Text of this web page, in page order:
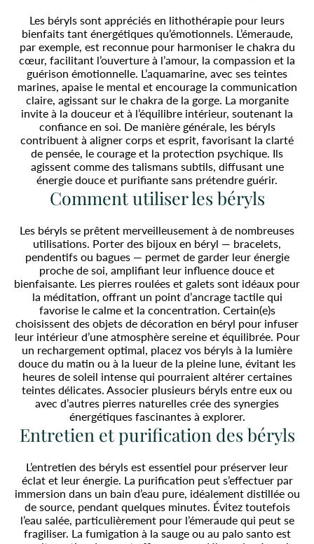
Les béryls sont appréciés en lithothérapie pour leurs
bienfaits tant énergétiques qu’émotionnels. L’émeraude,
par exemple, est reconnue pour harmoniser le chakra du
cœur, facilitant l’ouverture à l’amour, la compassion et la
guérison émotionnelle. L’aquamarine, avec ses teintes
marines, apaise le mental et encourage la communication
claire, agissant sur le chakra de la gorge. La morganite
invite à la douceur et à l’équilibre intérieur, soutenant la
confiance en soi. De manière générale, les béryls
contribuent à aligner corps et esprit, favorisant la clarté
de pensée, le courage et la protection psychique. Ils
agissent comme des talismans subtils, diffusant une
énergie douce et purifiante sans prétendre guérir.
Comment utiliser les béryls
Les béryls se prêtent merveilleusement à de nombreuses
utilisations. Porter des bijoux en béryl — bracelets,
pendentifs ou bagues — permet de garder leur énergie
proche de soi, amplifiant leur influence douce et
bienfaisante. Les pierres roulées et galets sont idéaux pour
la méditation, offrant un point d’ancrage tactile qui
favorise le calme et la concentration. Certain(e)s
choisissent des objets de décoration en béryl pour infuser
leur intérieur d’une atmosphère sereine et équilibrée. Pour
un rechargement optimal, placez vos béryls à la lumière
douce du matin ou à la lueur de la pleine lune, évitant les
heures de soleil intense qui pourraient altérer certaines
teintes délicates. Associer plusieurs béryls entre eux ou
avec d’autres pierres naturelles crée des synergies
énergétiques fascinantes à explorer.
Entretien et purification des béryls
L’entretien des béryls est essentiel pour préserver leur
éclat et leur énergie. La purification peut s’effectuer par
immersion dans un bain d’eau pure, idéalement distillée ou
de source, pendant quelques minutes. Évitez toutefois
l’eau salée, particulièrement pour l’émeraude qui peut se
fragiliser. La fumigation à la sauge ou au palo santo est